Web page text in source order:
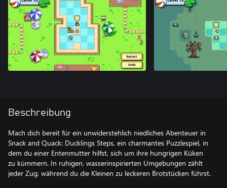
Beschreibung
Mach dich bereit für ein unwiderstehlich niedliches Abenteuer in
Snack and Quack: Ducklings Steps, ein charmantes Puzzlespiel, in
dem du einer Entenmutter hilfst, sich um ihre hungrigen Küken
zu kümmern. In ruhigen, wasserinspirierten Umgebungen zählt
jeder Zug, während du die Kleinen zu leckeren Brotstücken führst.